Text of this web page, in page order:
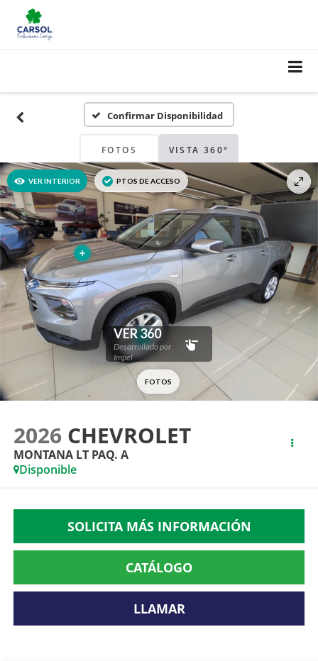
Confirmar Disponibilidad
FOTOS VISTA 360°
2026 CHEVROLET
MONTANA LT PAQ. A
Disponible
SOLICITA MÁS INFORMACIÓN
CATÁLOGO
LLAMAR